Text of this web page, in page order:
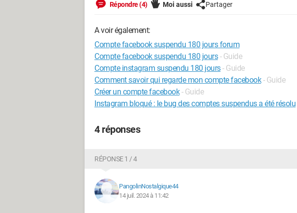
Répondre (4) Moi aussi Partager
A voir également:
Compte facebook suspendu 180 jours forum
Compte facebook suspendu 180 jours - Guide
Compte instagram suspendu 180 jours- Guide
Comment savoir qui regarde mon compte facebook - Guide
Créer un compte facebook - Guide
Instagram bloqué : le bug des comptes suspendus a été résolu
4 réponses
RÉPONSE 1 / 4
PangolinNostalgique44
14 juil. 2024 à 11:42